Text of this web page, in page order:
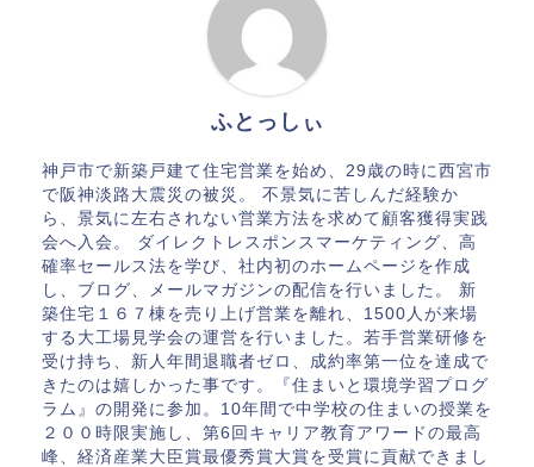
ふとっしぃ
神戸市で新築戸建て住宅営業を始め、29歳の時に西宮市
で阪神淡路大震災の被災。 不景気に苦しんだ経験か
ら、景気に左右されない営業方法を求めて顧客獲得実践
会へ入会。 ダイレクトレスポンスマーケティング、高
確率セールス法を学び、社内初のホームページを作成
し、ブログ、メールマガジンの配信を行いました。 新
築住宅１６７棟を売り上げ営業を離れ、1500人が来場
する大工場見学会の運営を行いました。若手営業研修を
受け持ち、新人年間退職者ゼロ、成約率第一位を達成で
きたのは嬉しかった事です。『住まいと環境学習プログ
ラム』の開発に参加。10年間で中学校の住まいの授業を
２００時限実施し、第6回キャリア教育アワードの最高
峰、経済産業大臣賞最優秀賞大賞を受賞に貢献できまし